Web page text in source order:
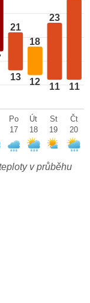
21
13
18
12
23
11 11
Po
17
Út
18
St
19
Čt
20
v průběhu